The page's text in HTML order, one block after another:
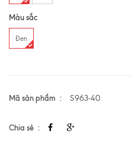
Màu sắc
Đen
Mã sản phẩm S963-40
Chia sẻ